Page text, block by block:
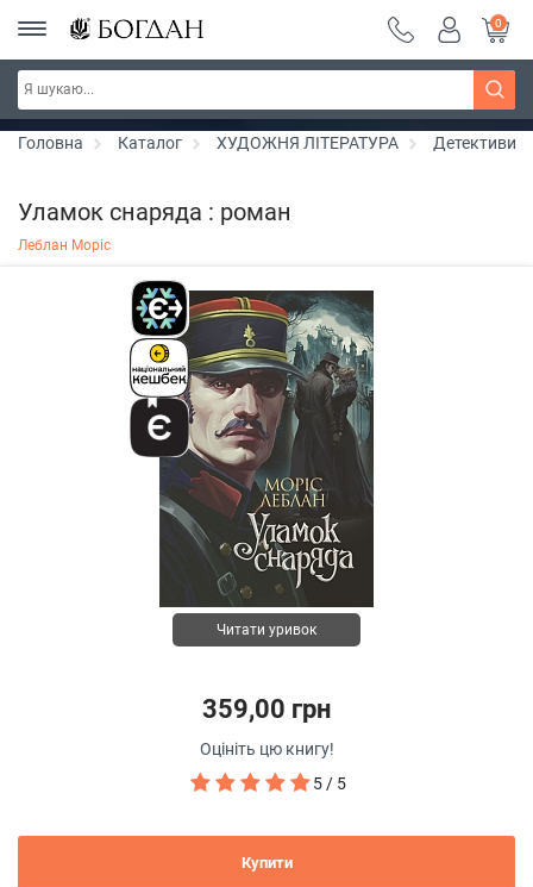
РОЗПРОДАЖ ~ 150 грн ~ 200 грн ~ 250 грн ~
300 грн ~ РОЗПРОДАЖ
Дізнатись більше
0
Головна Каталог ХУДОЖНЯ ЛІТЕРАТУРА Детективи
Уламок снаряда : роман
Леблан Моріс
Читати уривок
359,00 грн
Оцініть цю книгу!
5 / 5
Купити